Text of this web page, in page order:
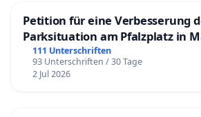
Petition für eine Verbesserung
Parksituation am Pfalzplatz in
111 Unterschriften
93 Unterschriften / 30 Tage
2 Jul 2026